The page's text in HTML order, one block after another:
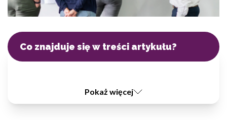
Co znajduje się w treści artykułu?
Pokaż więcej
zapamiętanie informacji, które zmieniają wygląd lub
którym znajduje się użytkownik.
Statystyka
internetowych zrozumieć, w jaki sposób różni użytkownicy
zachowują się na stronie, gromadząc i zgłaszając anonimowe